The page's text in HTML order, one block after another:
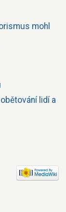
mohl
lidí a